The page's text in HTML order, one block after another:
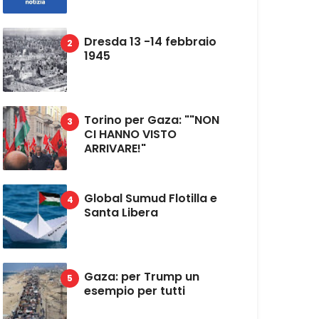
Dresda 13 -14 febbraio
1945
Torino per Gaza: ""NON
CI HANNO VISTO
ARRIVARE!"
Global Sumud Flotilla e
Santa Libera
Gaza: per Trump un
esempio per tutti